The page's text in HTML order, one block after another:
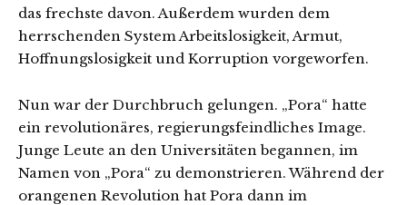
das frechste davon. Außerdem wurden dem
herrschenden System Arbeitslosigkeit, Armut,
Hoffnungslosigkeit und Korruption vorgeworfen.
Nun war der Durchbruch gelungen. „Pora“ hatte
ein revolutionäres, regierungsfeindliches Image.
Junge Leute an den Universitäten begannen, im
Namen von „Pora“ zu demonstrieren. Während der
orangenen Revolution hat Pora dann im